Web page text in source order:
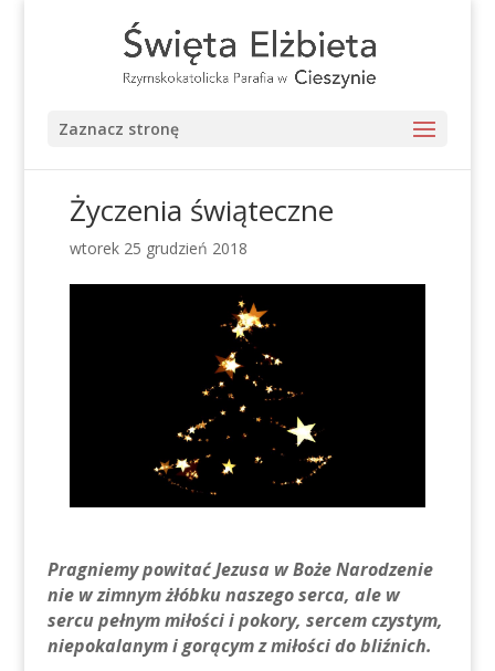
Zaznacz stronę
Życzenia świąteczne
wtorek 25 grudzień 2018
Pragniemy powitać Jezusa w Boże Narodzenie
nie w zimnym żłóbku naszego serca, ale w
sercu pełnym miłości i pokory, sercem czystym,
niepokalanym i gorącym z miłości do bliźnich.